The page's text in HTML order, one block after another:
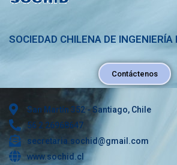
SOCIEDAD CHILENA DE INGENIERÍA
Contáctenos
San Martín 352 - Santiago, Chile
56 2 26968647
secretaria.sochid@gmail.com
www.sochid.cl